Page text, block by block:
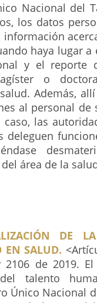
Nacional del
los datos
haya lugar
y el reporte
o
Además,
al personal de
las
deleguen
área de la
DE
EN SALUD.
2106 de 2019.
talento
Único Nacional